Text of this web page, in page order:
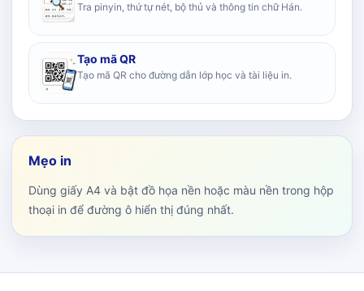
Tra pinyin, thứ tự nét, bộ thủ và thông tin chữ Hán.
Tạo mã QR
Tạo mã QR cho đường dẫn lớp học và tài liệu in.
Mẹo in
Dùng giấy A4 và bật đồ họa nền hoặc màu nền trong hộp
thoại in để đường ô hiển thị đúng nhất.